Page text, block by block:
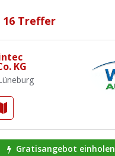
16 Treffer
KG
Gratisangebot einholen